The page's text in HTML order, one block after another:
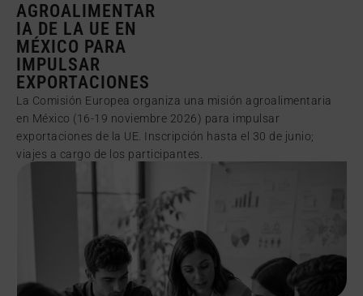
AGROALIMENTAR
IA DE LA UE EN
MÉXICO PARA
IMPULSAR
EXPORTACIONES
La Comisión Europea organiza una misión agroalimentaria
en México (16-19 noviembre 2026) para impulsar
exportaciones de la UE. Inscripción hasta el 30 de junio;
viajes a cargo de los participantes.